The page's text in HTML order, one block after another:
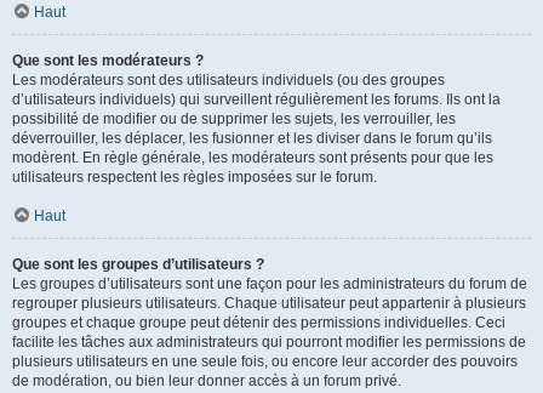
Haut
Que sont les modérateurs ?
Les modérateurs sont des utilisateurs individuels (ou des groupes
d’utilisateurs individuels) qui surveillent régulièrement les forums. Ils ont la
possibilité de modifier ou de supprimer les sujets, les verrouiller, les
déverrouiller, les déplacer, les fusionner et les diviser dans le forum qu’ils
modèrent. En règle générale, les modérateurs sont présents pour que les
utilisateurs respectent les règles imposées sur le forum.
Haut
Que sont les groupes d’utilisateurs ?
Les groupes d’utilisateurs sont une façon pour les administrateurs du forum de
regrouper plusieurs utilisateurs. Chaque utilisateur peut appartenir à plusieurs
groupes et chaque groupe peut détenir des permissions individuelles. Ceci
facilite les tâches aux administrateurs qui pourront modifier les permissions de
plusieurs utilisateurs en une seule fois, ou encore leur accorder des pouvoirs
de modération, ou bien leur donner accès à un forum privé.